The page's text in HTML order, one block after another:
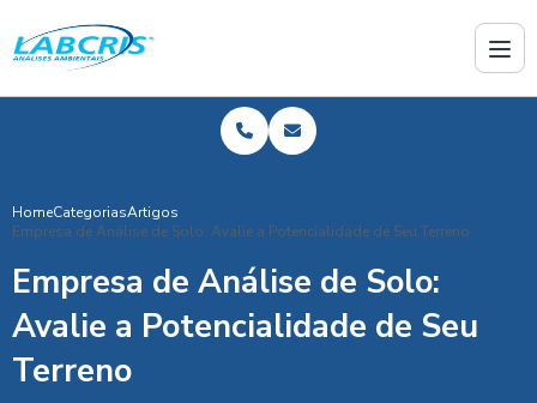
HomeCategoriasArtigos
Empresa de Análise de Solo: Avalie a Potencialidade de Seu Terreno
Empresa de Análise de Solo:
Avalie a Potencialidade de Seu
Terreno